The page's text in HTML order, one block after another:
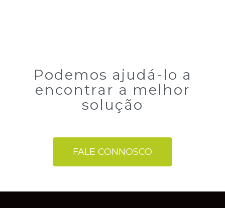
Podemos ajudá-lo a
encontrar a melhor
solução
FALE CONNOSCO